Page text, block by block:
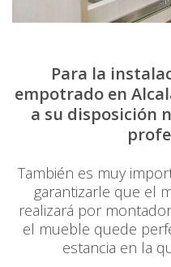
Para la
empotrado en
a su disposición
También es muy
garantizarle que el
realizará por
el mueble quede
estancia en la